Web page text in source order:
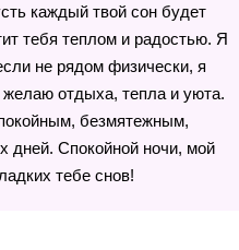
каждый твой сон будет
тебя теплом и радостью. Я
не рядом физически, я
отдыха, тепла и уюта.
безмятежным,
Спокойной ночи, мой
тебе снов!